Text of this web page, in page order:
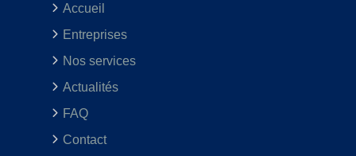
Accueil
Entreprises
Nos services
Actualités
FAQ
Contact